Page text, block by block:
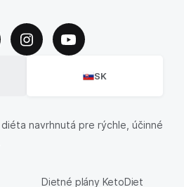
SK
navrhnutá pre rýchle, účinné
Dietné plány KetoDiet